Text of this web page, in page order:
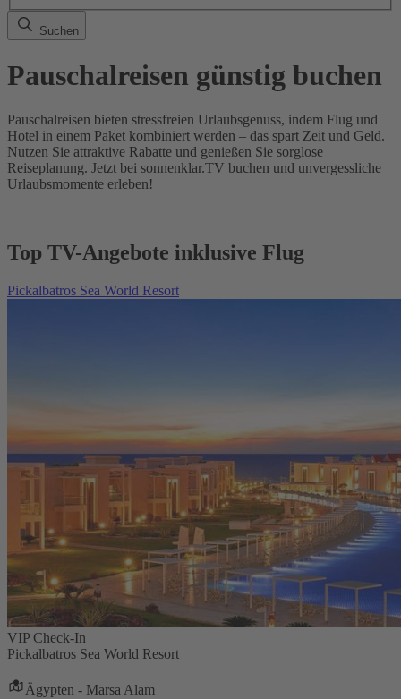
Suchen
Pauschalreisen günstig buchen
Pauschalreisen bieten stressfreien Urlaubsgenuss, indem Flug und
Hotel in einem Paket kombiniert werden – das spart Zeit und Geld.
Nutzen Sie attraktive Rabatte und genießen Sie sorglose
Reiseplanung. Jetzt bei sonnenklar.TV buchen und unvergessliche
Urlaubsmomente erleben!
Top TV-Angebote inklusive Flug
Pickalbatros Sea World Resort
VIP Check-In
Pickalbatros Sea World Resort
Ägypten - Marsa Alam